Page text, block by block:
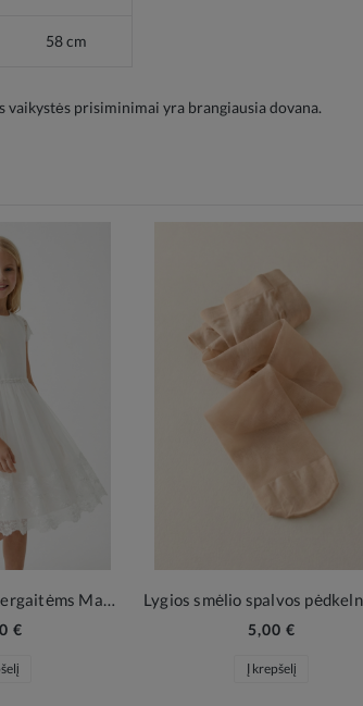
58 cm
vaikystės prisiminimai yra brangiausia dovana.
Proginė suknelė mergaitėms Mavy – Kreminė Balta
€ 5,00 €
Į krepšelį